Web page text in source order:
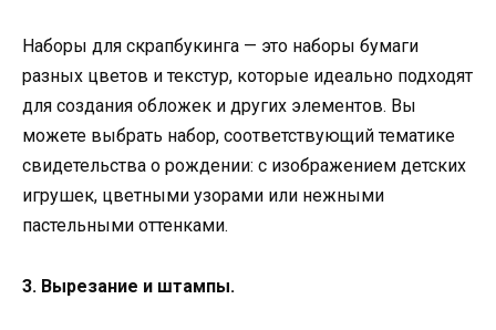
Наборы для скрапбукинга — это наборы бумаги
разных цветов и текстур, которые идеально подходят
для создания обложек и других элементов. Вы
можете выбрать набор, соответствующий тематике
свидетельства о рождении: с изображением детских
игрушек, цветными узорами или нежными
пастельными оттенками.
3. Вырезание и штампы.